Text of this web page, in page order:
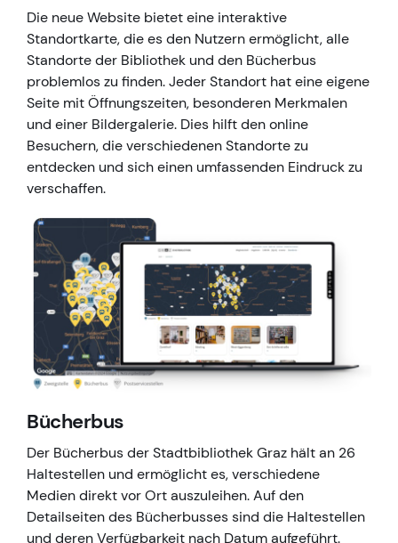
Die neue Website bietet eine interaktive
Standortkarte, die es den Nutzern ermöglicht, alle
Standorte der Bibliothek und den Bücherbus
problemlos zu finden. Jeder Standort hat eine eigene
Seite mit Öffnungszeiten, besonderen Merkmalen
und einer Bildergalerie. Dies hilft den online
Besuchern, die verschiedenen Standorte zu
entdecken und sich einen umfassenden Eindruck zu
verschaffen.
Bücherbus
Der Bücherbus der Stadtbibliothek Graz hält an 26
Haltestellen und ermöglicht es, verschiedene
Medien direkt vor Ort auszuleihen. Auf den
Detailseiten des Bücherbusses sind die Haltestellen
und deren Verfügbarkeit nach Datum aufgeführt.